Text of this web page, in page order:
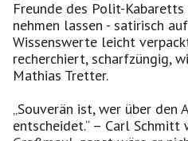
Freunde des Polit-
nehmen lassen - satirisch
Wissenswerte leicht
recherchiert, scharfzüngig,
Mathias Tretter.
„Souverän ist, wer über den
entscheidet.“ – Carl Schmitt